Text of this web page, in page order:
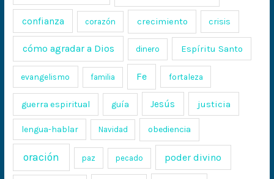
confianza corazón crecimiento crisis
cómo agradar a Dios dinero Espíritu Santo
evangelismo familia Fe fortaleza
guerra espiritual guía Jesús justicia
lengua-hablar Navidad obediencia
oración paz pecado poder divino